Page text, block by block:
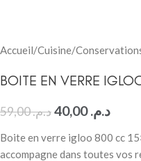
Accueil/Cuisine/
BOITE EN VERRE
د.م.59,00 د.م.40,00
Boite en verre igloo 800 cc
accompagne dans toutes vos